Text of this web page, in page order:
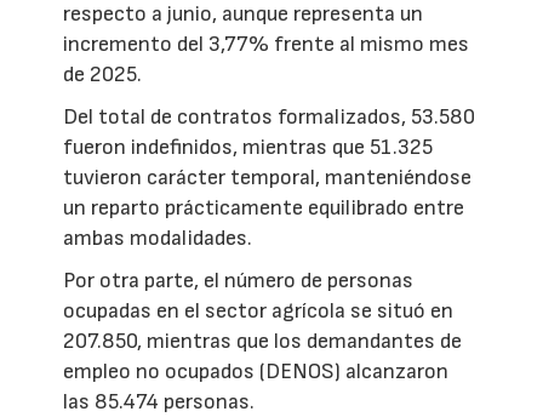
respecto a junio, aunque representa un
incremento del 3,77% frente al mismo mes
de 2025.
Del total de contratos formalizados, 53.580
fueron indefinidos, mientras que 51.325
tuvieron carácter temporal, manteniéndose
un reparto prácticamente equilibrado entre
ambas modalidades.
Por otra parte, el número de personas
ocupadas en el sector agrícola se situó en
207.850, mientras que los demandantes de
empleo no ocupados (DENOS) alcanzaron
las 85.474 personas.